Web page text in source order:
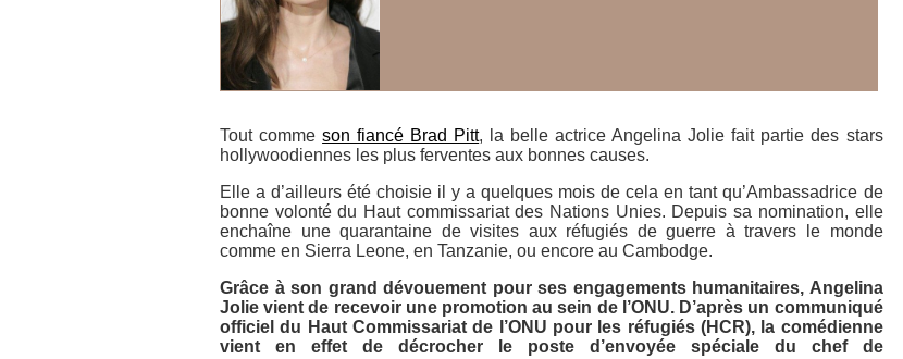
Tout commeson fiancé Brad Pitt, la belle actrice Angelina Jolie fait partie des stars
hollywoodiennes les plus ferventes aux bonnes causes.
Elle a d’ailleurs été choisie il y a quelques mois de cela en tant qu’Ambassadrice de
bonne volonté du Haut commissariat des Nations Unies. Depuis sa nomination, elle
enchaîne une quarantaine de visites aux réfugiés de guerre à travers le monde
comme en Sierra Leone, en Tanzanie, ou encore au Cambodge.
Grâce à son grand dévouement pour ses engagements humanitaires, Angelina
Jolie vient de recevoir une promotion au sein de l’ONU. D’après un communiqué
officiel du Haut Commissariat de l’ONU pour les réfugiés (HCR), la comédienne
vient en effet de décrocher le poste d’envoyée spéciale du chef de